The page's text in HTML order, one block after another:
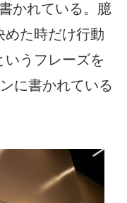
書かれている。臆
めた時だけ行動
うフレーズを
に書かれている